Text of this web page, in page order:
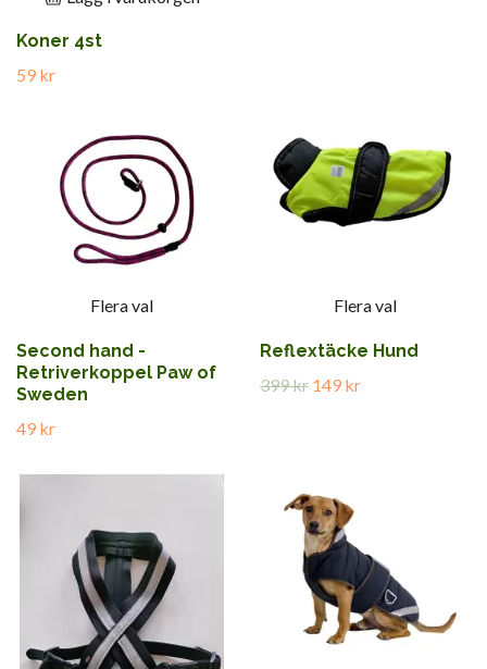
Koner 4st
59 kr
Flera val
Second hand -
Retriverkoppel Paw of
Sweden
49 kr
Flera val
Reflextäcke Hund
399 kr 149 kr